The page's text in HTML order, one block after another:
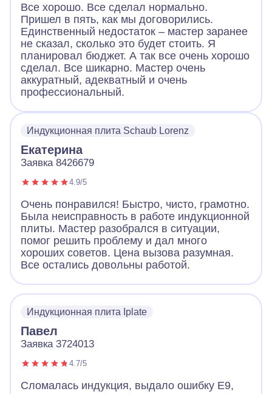
Все хорошо. Все сделал нормально.
Пришел в пять, как мы договорились.
Единственный недостаток – мастер заранее
не сказал, сколько это будет стоить. Я
планировал бюджет. А так все очень хорошо
сделал. Все шикарно. Мастер очень
аккуратный, адекватный и очень
профессиональный.
Индукционная плита Schaub Lorenz
Екатерина
Заявка 8426679
4.9/5
Очень понравился! Быстро, чисто, грамотно.
Была неисправность в работе индукционной
плиты. Мастер разобрался в ситуации,
помог решить проблему и дал много
хороших советов. Цена вызова разумная.
Все остались довольны работой.
Индукционная плита Iplate
Павел
Заявка 3724013
4.7/5
Сломалась индукция, выдало ошибку Е9,